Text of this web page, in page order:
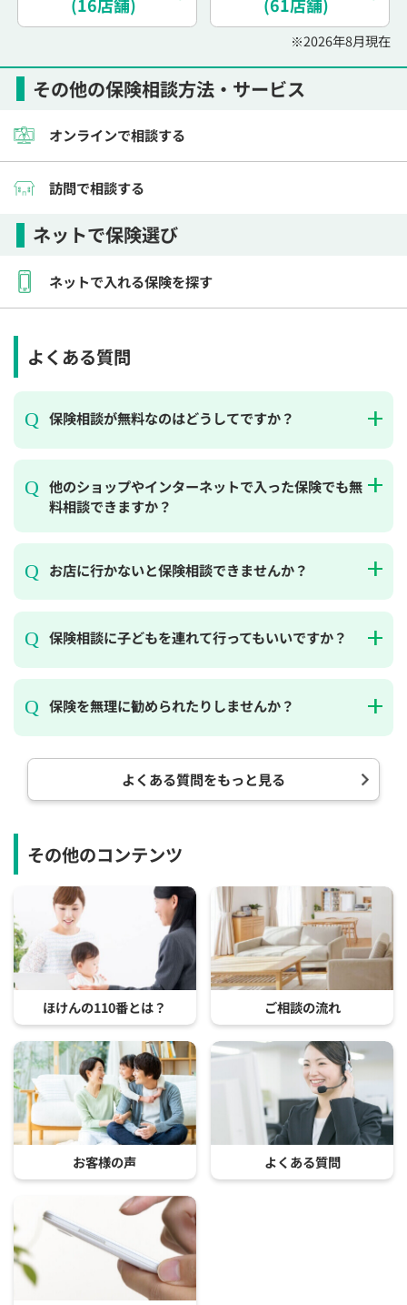
その他の保険相談方法・サービス
オンラインで相談する
訪問で相談する
ネットで保険選び
ネットで入れる保険を探す
※2026年8月現在
よくある質問
保険相談が無料なのはどうしてですか？
他のショップやインターネットで入った保険でも無
料相談できますか？
お店に行かないと保険相談できませんか？
保険相談に子どもを連れて行ってもいいですか？
保険を無理に勧められたりしませんか？
よくある質問をもっと見る
その他のコンテンツ
ほけんの110番とは？ ご相談の流れ
お客様の声 よくある質問